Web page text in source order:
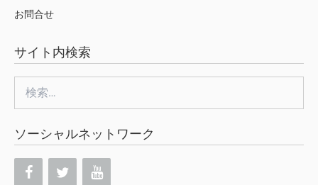
お問合せ
サイト内検索
索:
ソーシャルネットワーク